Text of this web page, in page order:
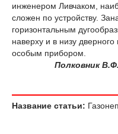
инженером Ливчаком,
сложен по устройству.
горизонтальным
наверху и в низу
особым прибором.
Полковник
Название статьи: